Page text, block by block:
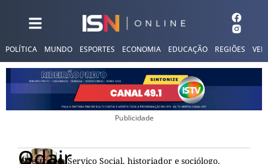
POLÍTICA MUNDO ESPORTES ECONOMIA EDUCAÇÃO REGIÕES
Publicidade
Odair
Mestre em Serviço Social, historiador e sociólogo.